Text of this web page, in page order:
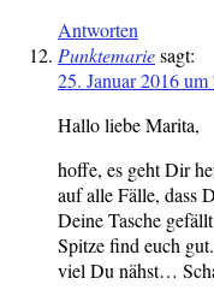
Antworten
Punktemariesagt:
25. Januar 2016
Hallo liebe Marita,
hoffe, es geht Dir
auf alle Fälle, dass
Deine Tasche
Spitze find euch
viel Du nähst…